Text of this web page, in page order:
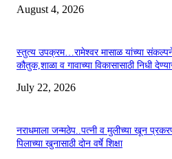
August 4, 2026
स्तुत्य उपक्रम…रामेश्वर मासाळ यांच्या
कौतुक,शाळा व गावाच्या विकासासाठी निधी
July 22, 2026
नराधमाला जन्मठेप..पत्नी व मुलीच्या खून
पिलाच्या खुनासाठी दोन वर्षे शिक्षा